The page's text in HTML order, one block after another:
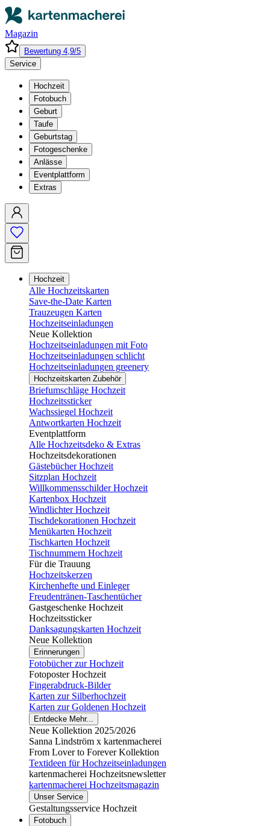
Magazin
Bewertung 4,9/5
Service
Hochzeit
Fotobuch
Geburt
Taufe
Geburtstag
Fotogeschenke
Anlässe
Eventplattform
Extras
Hochzeit
Alle Hochzeitskarten
Save-the-Date Karten
Trauzeugen Karten
Hochzeitseinladungen
Neue Kollektion
Hochzeitseinladungen mit Foto
Hochzeitseinladungen schlicht
Hochzeitseinladungen greenery
Hochzeitskarten Zubehör
Briefumschläge Hochzeit
Hochzeitssticker
Wachssiegel Hochzeit
Antwortkarten Hochzeit
Eventplattform
Alle Hochzeitsdeko & Extras
Hochzeitsdekorationen
Gästebücher Hochzeit
Sitzplan Hochzeit
Willkommensschilder Hochzeit
Kartenbox Hochzeit
Windlichter Hochzeit
Tischdekorationen Hochzeit
Menükarten Hochzeit
Tischkarten Hochzeit
Tischnummern Hochzeit
Für die Trauung
Hochzeitskerzen
Kirchenhefte und Einleger
Freudentränen-Taschentücher
Gastgeschenke Hochzeit
Hochzeitssticker
Danksagungskarten Hochzeit
Neue Kollektion
Erinnerungen
Fotobücher zur Hochzeit
Fotoposter Hochzeit
Fingerabdruck-Bilder
Karten zur Silberhochzeit
Karten zur Goldenen Hochzeit
Entdecke Mehr...
Neue Kollektion 2025/2026
Sanna Lindström x kartenmacherei
From Lover to Forever Kollektion
Textideen für Hochzeitseinladungen
kartenmacherei Hochzeitsnewsletter
kartenmacherei Hochzeitsmagazin
Unser Service
Gestaltungsservice Hochzeit
Fotobuch